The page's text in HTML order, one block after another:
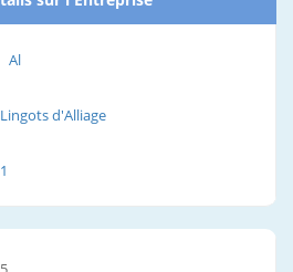
Al
Lingots d'Alliage
1